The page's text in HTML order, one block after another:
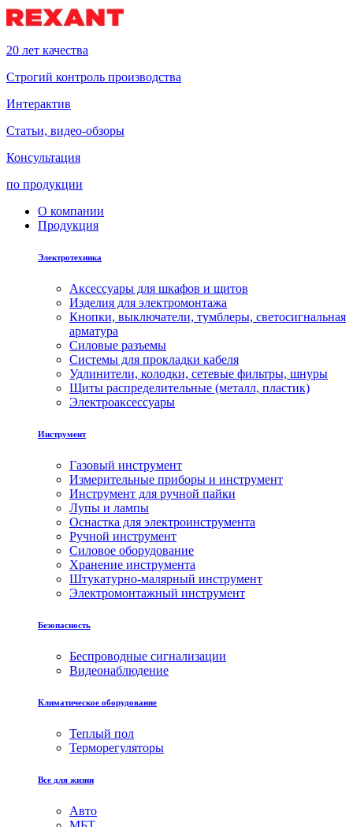
20 лет качества
Строгий контроль производства
Интерактив
Статьи, видео-обзоры
Консультация
по продукции
О компании
Продукция
Электротехника
Аксессуары для шкафов и щитов
Изделия для электромонтажа
Кнопки, выключатели, тумблеры, светосигнальная
арматура
Силовые разъемы
Системы для прокладки кабеля
Удлинители, колодки, сетевые фильтры, шнуры
Щиты распределительные (металл, пластик)
Электроаксессуары
Инструмент
Газовый инструмент
Измерительные приборы и инструмент
Инструмент для ручной пайки
Лупы и лампы
Оснастка для электроинструмента
Ручной инструмент
Силовое оборудование
Хранение инструмента
Штукатурно-малярный инструмент
Электромонтажный инструмент
Безопасность
Беспроводные сигнализации
Видеонаблюдение
Климатическое оборудование
Теплый пол
Терморегуляторы
Все для жизни
Авто